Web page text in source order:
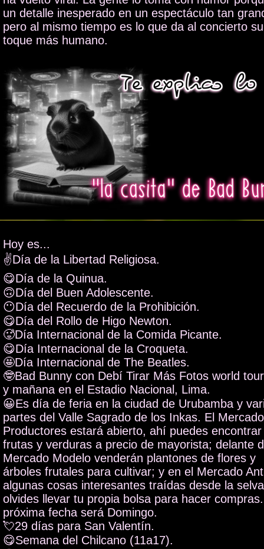
un detalle inesperado en un espectáculo tan
pero al mismo tiempo es lo que da al concierto su
toque más humano.
Hoy es...
✌️Día de la Libertad Religiosa.
😋Día de la Quinua.
🙃Día del Buen Adolescente.
😶Día del Recuerdo de la Prohibición.
😋Día del Rollo de Higo Newton.
🥵Día Internacional de la Comida Picante.
😋Día Internacional de la Croqueta.
🤩Día Internacional de The Beatles.
🤓Bad Bunny con Debí Tirar Más Fotos world
y mañana en el Estadio Nacional, Lima.
😀Es día de feria en la ciudad de Urubamba y
partes del Valle Sagrado de los Inkas. El
Productores estará abierto, ahí puedes encontrar
frutas y verduras a precio de mayorista; delante
Mercado Modelo venderán plantones de flores y
árboles frutales para cultivar; y en el Mercado
algunas cosas interesantes traídas desde la
olvides llevar tu propia bolsa para hacer
próxima fecha será Domingo.
💘29 días para San Valentín.
😋Semana del Chilcano (11a17).